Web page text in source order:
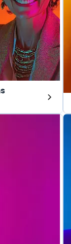
professions
repérer dans